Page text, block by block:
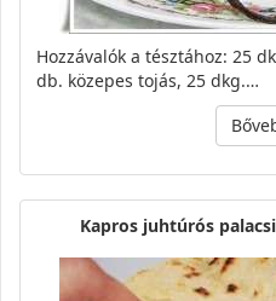
Hozzávalók a tésztához: 25
db. közepes tojás, 25 dkg.…
Kapros juhtúrós